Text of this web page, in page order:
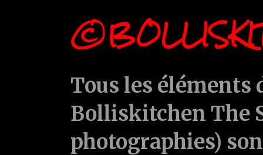
Tous les
Bolliskitchen The
photographies)